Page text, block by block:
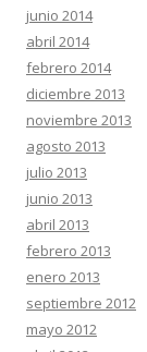
junio 2014
abril 2014
febrero 2014
diciembre 2013
noviembre 2013
agosto 2013
julio 2013
junio 2013
abril 2013
febrero 2013
enero 2013
septiembre 2012
mayo 2012